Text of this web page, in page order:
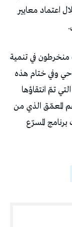
اعتماد معايير
منخرطون في تنمية
وفي ختام هذه
تمّ انتقاؤها
المعمّق الذي من
برنامج المسرّع